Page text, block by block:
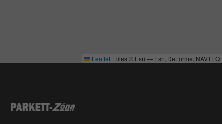
Leaflet | Tiles © Esri — Esri, DeLorme, NAVTEQ